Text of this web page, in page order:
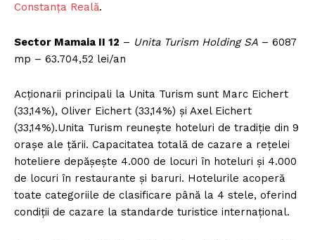
Constanța Reală.
Sector Mamaia II 12 – Unita Turism Holding SA – 6087
mp – 63.704,52 lei/an
Acționarii principali la Unita Turism sunt Marc Eichert
(33,14%), Oliver Eichert (33,14%) și Axel Eichert
(33,14%).Unita Turism reunește hoteluri de tradiție din 9
orașe ale țării. Capacitatea totală de cazare a rețelei
hoteliere depășește 4.000 de locuri în hoteluri și 4.000
de locuri în restaurante și baruri. Hotelurile acoperă
toate categoriile de clasificare până la 4 stele, oferind
condiții de cazare la standarde turistice internațional.